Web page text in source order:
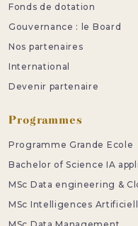
Fonds de dotation
Gouvernance : le Board
Nos partenaires
International
Devenir partenaire
Programmes
Programme Grande Ecole
Bachelor of Science IA
MSc Data engineering &
MSc Intelligences